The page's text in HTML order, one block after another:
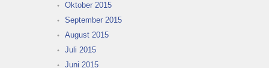
Oktober 2015
September 2015
August 2015
Juli 2015
Juni 2015